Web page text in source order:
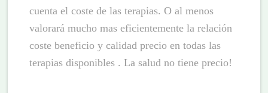
cuenta el coste de las terapias. O al menos
valorará mucho mas eficientemente la relación
coste beneficio y calidad precio en todas las
terapias disponibles . La salud no tiene precio!